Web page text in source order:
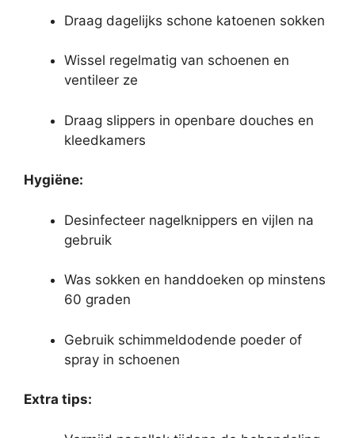
Draag dagelijks schone katoenen sokken
Wissel regelmatig van schoenen en
ventileer ze
Draag slippers in openbare douches en
kleedkamers
Hygiëne:
Desinfecteer nagelknippers en vijlen na
gebruik
Was sokken en handdoeken op minstens
60 graden
Gebruik schimmeldodende poeder of
spray in schoenen
Extra tips: